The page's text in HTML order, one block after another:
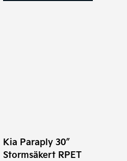
Kia Paraply 30″
Stormsäkert RPET